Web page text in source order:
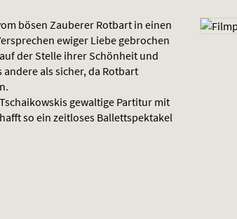
bösen Zauberer Rotbart in einen
ewiger Liebe gebrochen
der Stelle ihrer Schönheit und
als sicher, da Rotbart
gewaltige Partitur mit
so ein zeitloses Ballettspektakel